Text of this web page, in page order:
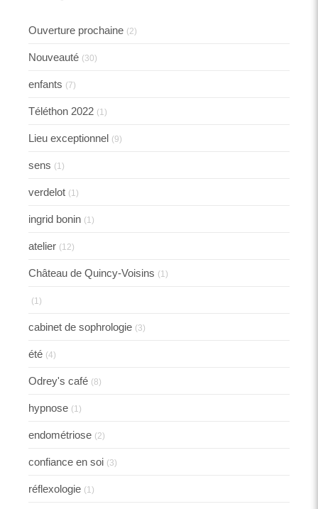
Ouverture prochaine (2)
Nouveauté (30)
enfants (7)
Téléthon 2022 (1)
Lieu exceptionnel (9)
sens (1)
verdelot (1)
ingrid bonin (1)
atelier (12)
Château de Quincy-Voisins (1)
(1)
cabinet de sophrologie (3)
été (4)
Odrey's café (8)
hypnose (1)
endométriose (2)
confiance en soi (3)
réflexologie (1)